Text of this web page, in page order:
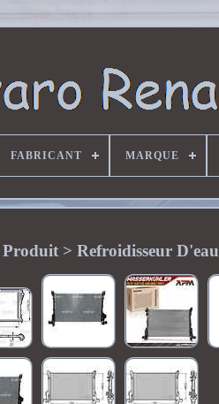
FABRICANT MARQUE
Produit > Refroidisseur D'eau